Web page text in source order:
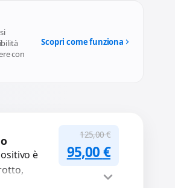
con
Scopri come funziona
è
125,00€
Il prezzo
95,00€Il prezzo